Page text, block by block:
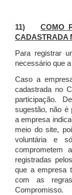
11)COMO
CADASTRADA
Para registrar
necessário que
Caso a
cadastrada no
participação.
sugestão, não é
a empresa
meio do site,
voluntária e
comprometem
registradas
que a empresa
com as
Compromisso.